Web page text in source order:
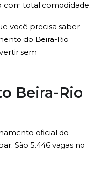
com total comodidade.
você precisa saber
do Beira-Rio
sem
Beira-Rio
oficial do
São 5.446 vagas no